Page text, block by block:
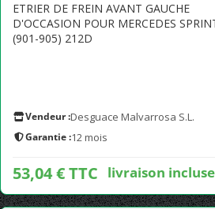
ETRIER DE FREIN AVANT GAUCHE
D'OCCASION POUR MERCEDES
(901-905) 212D
Vendeur :Desguace Malvarrosa S.L.
Garantie :12 mois
53,04 € TTC livraison incluse